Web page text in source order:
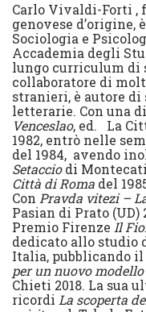
Carlo Vivaldi-Forti ,
genovese d’origine,
Sociologia e
Accademia degli
lungo curriculum di
collaboratore di
stranieri, è autore
letterarie. Con una
Venceslao, ed. La
1982, entrò nelle
del 1984, avendo
Setacciodi
Città di Roma del
Con Pravda vitezi –
Pasian di Prato
Premio Firenze Il
dedicato allo
Italia, pubblicando il
per un nuovo
Chieti 2018. La sua
ricordi La scoperta